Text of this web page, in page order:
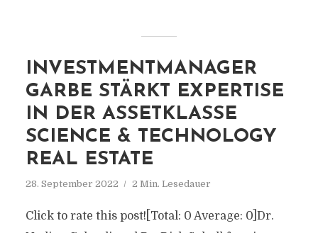
INVESTMENTMANAGER
GARBE STÄRKT EXPERTISE
IN DER ASSETKLASSE
SCIENCE & TECHNOLOGY
REAL ESTATE
28. September 2022 2 Min. Lesedauer
Click to rate this post![Total: 0 Average: 0]Dr.